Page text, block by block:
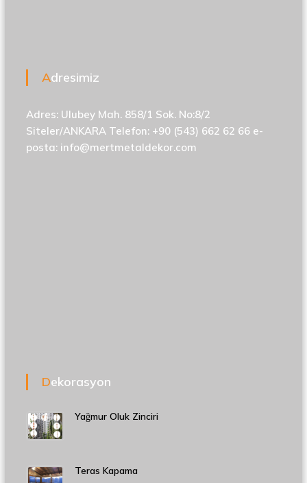
Adresimiz
Adres: Ulubey Mah. 858/1 Sok. No:8/2
Siteler/ANKARA Telefon: +90 (543) 662 62 66 e-
posta: info@mertmetaldekor.com
Dekorasyon
Yağmur Oluk Zinciri
Teras Kapama